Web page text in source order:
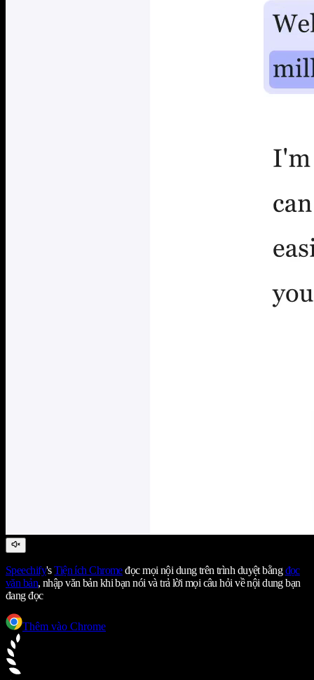
Speechify'sTiện ích Chromeđọc mọi nội dung trên trình duyệt bằngđọc
văn bản, nhập văn bản khi bạn nói và trả lời mọi câu hỏi về nội dung bạn
đang đọc
Thêm vào Chrome